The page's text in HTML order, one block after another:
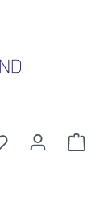
Du hast 0